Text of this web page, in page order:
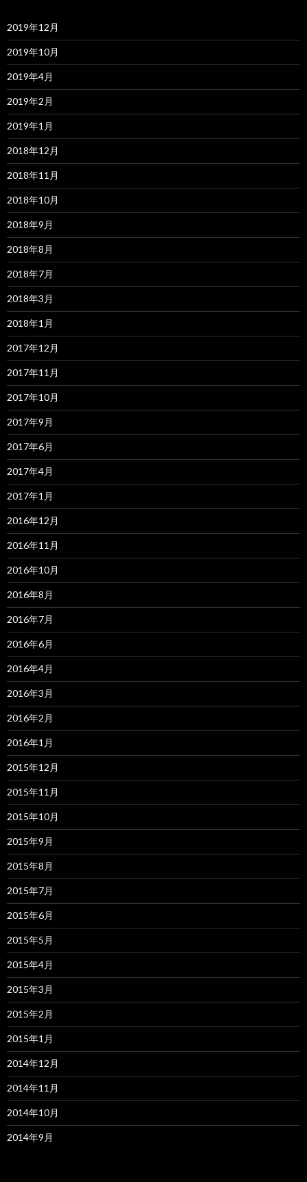
2019年12月
2019年10月
2019年4月
2019年2月
2019年1月
2018年12月
2018年11月
2018年10月
2018年9月
2018年8月
2018年7月
2018年3月
2018年1月
2017年12月
2017年11月
2017年10月
2017年9月
2017年6月
2017年4月
2017年1月
2016年12月
2016年11月
2016年10月
2016年8月
2016年7月
2016年6月
2016年4月
2016年3月
2016年2月
2016年1月
2015年12月
2015年11月
2015年10月
2015年9月
2015年8月
2015年7月
2015年6月
2015年5月
2015年4月
2015年3月
2015年2月
2015年1月
2014年12月
2014年11月
2014年10月
2014年9月